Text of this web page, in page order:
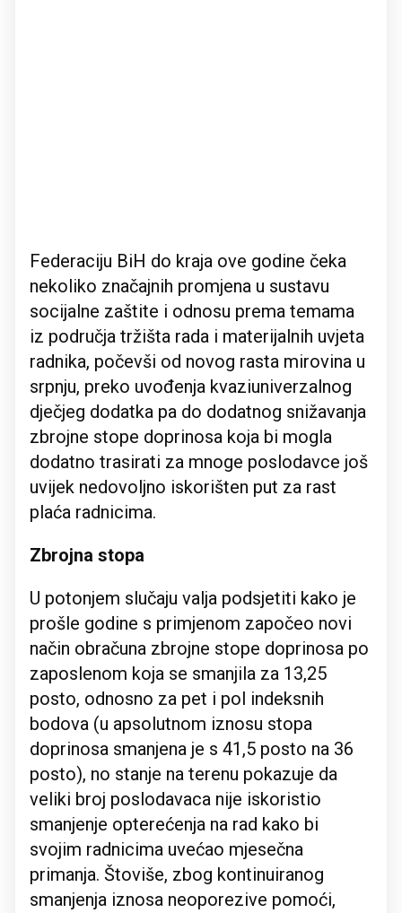
Federaciju BiH do kraja ove godine čeka
nekoliko značajnih promjena u sustavu
socijalne zaštite i odnosu prema temama
iz područja tržišta rada i materijalnih uvjeta
radnika, počevši od novog rasta mirovina u
srpnju, preko uvođenja kvaziuniverzalnog
dječjeg dodatka pa do dodatnog snižavanja
zbrojne stope doprinosa koja bi mogla
dodatno trasirati za mnoge poslodavce još
uvijek nedovoljno iskorišten put za rast
plaća radnicima.
Zbrojna stopa
U potonjem slučaju valja podsjetiti kako je
prošle godine s primjenom započeo novi
način obračuna zbrojne stope doprinosa po
zaposlenom koja se smanjila za 13,25
posto, odnosno za pet i pol indeksnih
bodova (u apsolutnom iznosu stopa
doprinosa smanjena je s 41,5 posto na 36
posto), no stanje na terenu pokazuje da
veliki broj poslodavaca nije iskoristio
smanjenje opterećenja na rad kako bi
svojim radnicima uvećao mjesečna
primanja. Štoviše, zbog kontinuiranog
smanjenja iznosa neoporezive pomoći,